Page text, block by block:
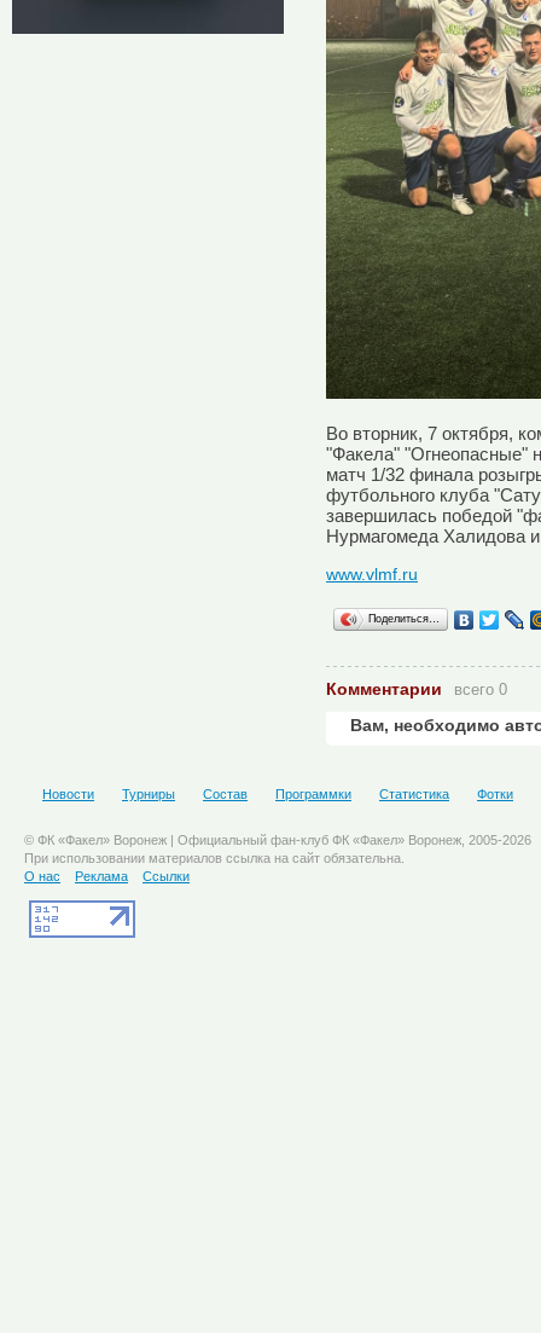
Во вторник, 7 октября,
"Факела" "Огнеопасные"
матч 1/32 финала
футбольного клуба
завершилась победой
Нурмагомеда Халидова
www.vlmf.ru
Поделиться…
Комментарии всего 0
Вам, необходимо
Новости Турниры Состав Программки Статистика Фотки
© ФК «Факел» Воронеж | Официальный фан-клуб ФК «Факел» Воронеж, 2005-2026
При использовании материалов ссылка на сайт обязательна.
О нас
Реклама Ссылки